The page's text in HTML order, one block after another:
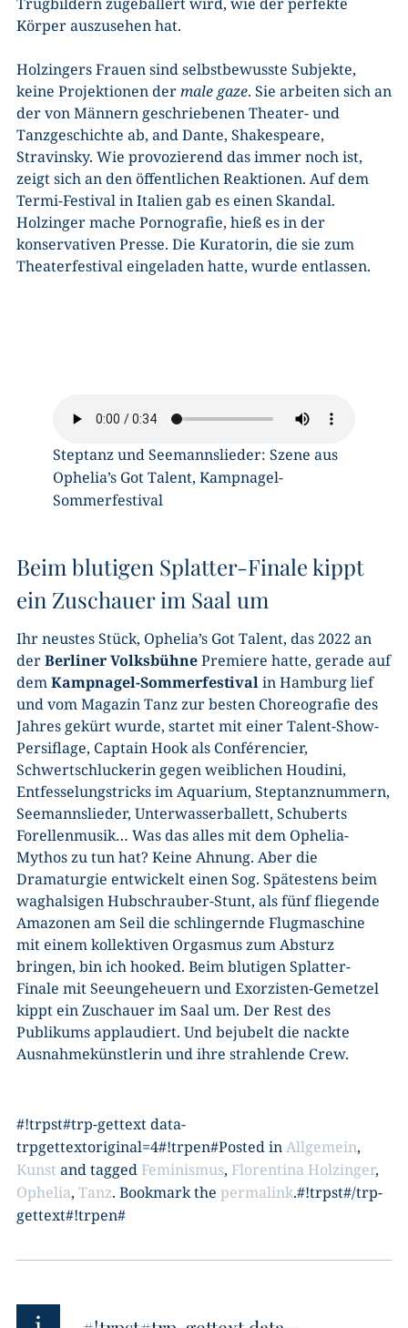
Körper auszusehen hat.
Holzingers Frauen sind selbstbewusste Subjekte,
keine Projektionen dermale gaze. Sie arbeiten sich an
der von Männern geschriebenen Theater- und
Tanzgeschichte ab, and Dante, Shakespeare,
Stravinsky. Wie provozierend das immer noch ist,
zeigt sich an den öffentlichen Reaktionen. Auf dem
Termi-Festival in Italien gab es einen Skandal.
Holzinger mache Pornografie, hieß es in der
konservativen Presse. Die Kuratorin, die sie zum
Theaterfestival eingeladen hatte, wurde entlassen.
Steptanz und Seemannslieder: Szene aus
Ophelia’s Got Talent, Kampnagel-
Sommerfestival
Beim blutigen Splatter-Finale kippt
ein Zuschauer im Saal um
Ihr neustes Stück, Ophelia’s Got Talent, das 2022 an
derBerliner VolksbühnePremiere hatte, gerade auf
demKampnagel-Sommerfestivalin Hamburg lief
und vom Magazin Tanz zur besten Choreografie des
Jahres gekürt wurde, startet mit einer Talent-Show-
Persiflage, Captain Hook als Conférencier,
Schwertschluckerin gegen weiblichen Houdini,
Entfesselungstricks im Aquarium, Steptanznummern,
Seemannslieder, Unterwasserballett, Schuberts
Forellenmusik… Was das alles mit dem Ophelia-
Mythos zu tun hat? Keine Ahnung. Aber die
Dramaturgie entwickelt einen Sog. Spätestens beim
waghalsigen Hubschrauber-Stunt, als fünf fliegende
Amazonen am Seil die schlingernde Flugmaschine
mit einem kollektiven Orgasmus zum Absturz
bringen, bin ich hooked. Beim blutigen Splatter-
Finale mit Seeungeheuern und Exorzisten-Gemetzel
kippt ein Zuschauer im Saal um. Der Rest des
Publikums applaudiert. Und bejubelt die nackte
Ausnahmekünstlerin und ihre strahlende Crew.
#!trpst#trp-gettext data-
trpgettextoriginal=4#!trpen#Posted inAllgemein,
Kunst and tagged Feminismus, Florentina Holzinger,
Ophelia, Tanz. Bookmark the permalink.#!trpst#/trp-
gettext#!trpen#